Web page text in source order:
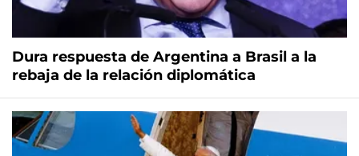
Dura respuesta de Argentina a Brasil a la
rebaja de la relación diplomática